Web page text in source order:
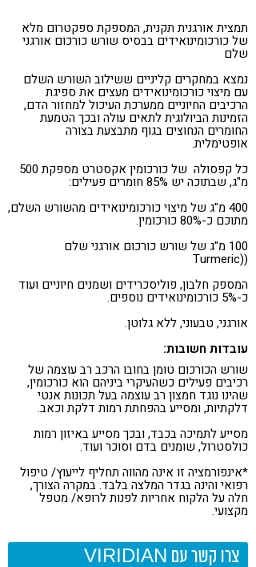
תמצית אורגנית תקנית, המספקת ספקטרום מלא
של כורכומינואידים בבסיס שורש כורכום אורגני
שלם
נמצא במחקרים קליניים ששילוב השורש השלם
עם מיצוי כורכומינואידים מעצים את ספיגת
הרכיבים החיוניים ממערכת העיכול למחזור הדם,
הזמינות הביולוגית לתאים עולה ובכך הטמעת
החומרים הנחוצים בגוף מתבצעת בצורה
אופטימלית.
כל קפסולה של כורכומין אקסטרט מספקת 500
מ"ג, שבתוכה יש 85% חומרים פעילים:
400 מ"ג של מיצוי כורכומינואידים מהשורש השלם,
מתוכם כ-80% כורכומין.
100 מ"ג של שורש כורכום אורגני שלם
((Turmeric
המספק חלבון, פוליסכרידים ושמנים חיוניים ועוד
כ-5% כורכומינואידים נוספים.
אורגני, טבעוני, ללא גלוטן.
עובדות חשובות:
שורש הכורכום טומן בחובו הרכב רב עוצמה של
רכיבים פעילים כשהעיקרי ביניהם הוא כורכומין,
שהינו נוגד חמצון רב עוצמה בעל תכונות אנטי
דלקתיות, ומסייע בהפחתת רמות דלקת וכאב.
מסייע לתמיכה בכבד, ובכך מסייע באיזון רמות
כולסטרול, שומנים בדם וסוכר ועוד.
*אינפורמציה זו אינה מהווה תחליף לייעוץ/ טיפול
רפואי והינה בגדר המלצה בלבד. במקרה הצורך,
חלה על הלקוח אחריות לפנות לרופא/ מטפל
מקצועי.
צרו קשר עם VIRIDIAN